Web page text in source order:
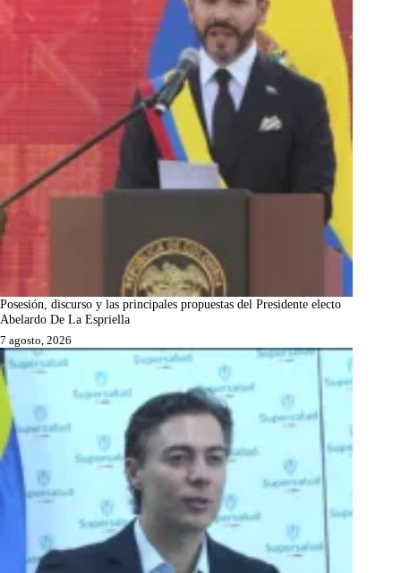
Posesión, discurso y las principales propuestas del Presidente electo
Abelardo De La Espriella
7 agosto, 2026